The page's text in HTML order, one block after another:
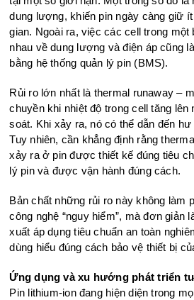
dung lượng, khiến pin ngày càng giữ
gian. Ngoài ra, việc các cell trong một
nhau về dung lượng và điện áp cũng
bằng hệ thống quản lý pin (BMS).
Rủi ro lớn nhất là thermal runaway –
chuyền khi nhiệt độ trong cell tăng lên
soát. Khi xảy ra, nó có thể dẫn đến
Tuy nhiên, cần khẳng định rằng
xảy ra ở pin được thiết kế đúng tiêu
lý pin và được vận hành đúng cách.
Bản chất những rủi ro này không làm
công nghệ “nguy hiểm”, mà đơn giản
xuất áp dụng tiêu chuẩn an toàn
dùng hiểu đúng cách bảo vệ thiết bị
Ứng dụng và xu hướng phát triển
Pin lithium-ion đang hiện diện trong